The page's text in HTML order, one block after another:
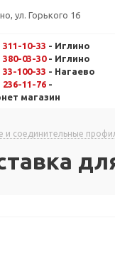
ул. Горького 16
311-10-33 - Иглино
380-03-30- Иглино
33-100-33 - Нагаево
236-11-76 -
магазин
и соединительные